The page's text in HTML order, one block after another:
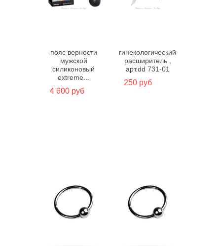
пояс верности
мужской
силиконовый
extreme...
4 600 руб
гинекологический
расширитель ,
арт.dd 731-01
250 руб